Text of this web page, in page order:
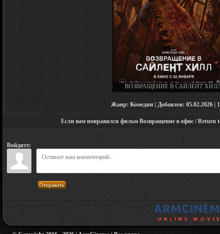
ВОЗВРАЩЕНИЕ В САЙЛЕНТ
RETURN TO SILENT HILL (2026)
Жанр: Комедии | Добавлен: 05.02.2026 |
Если вам понравился фильм Возвращение в офис / Return
Войдите:
Отправить